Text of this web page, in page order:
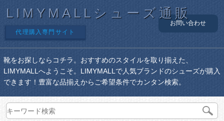
LIMYMALLシューズ通販
代理購入専門サイト
お問い合わせ
靴をお探しならコチラ。おすすめのスタイルを取り揃えた、
LIMYMALLへようこそ。LIMYMALLで人気ブランドのシューズが購入
できます！豊富な品揃えからご希望条件でカンタン検索。